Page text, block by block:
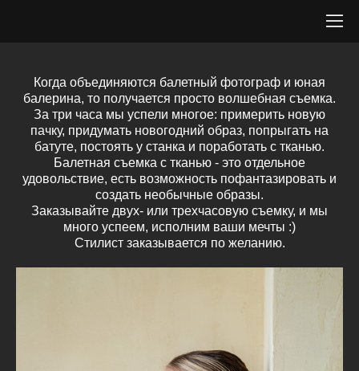
Когда объединяются балетный фотограф и юная
балерина, то получается просто волшебная съемка.
За три часа мы успели многое: примерить новую
пачку, придумать новогодний образ, попрыгать на
батуте, постоять у станка и поработать с тканью.
Балетная съемка с тканью - это отдельное
удовольствие, есть возможность пофантазировать и
создать необычные образы.
Заказывайте двух- или трехчасовую съемку, и мы
много успеем, исполним ваши мечты :)
Стилист заказывается по желанию.